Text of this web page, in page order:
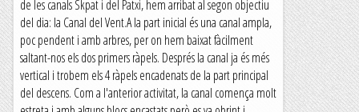
de les canals Skpat i del Patxi, hem arribat al segon objectiu
del dia: la Canal del Vent.A la part inicial és una canal ampla,
poc pendent i amb arbres, per on hem baixat fàcilment
saltant-nos els dos primers ràpels. Després la canal ja és més
vertical i trobem els 4 ràpels encadenats de la part principal
del descens. Com a l'anterior activitat, la canal comença molt